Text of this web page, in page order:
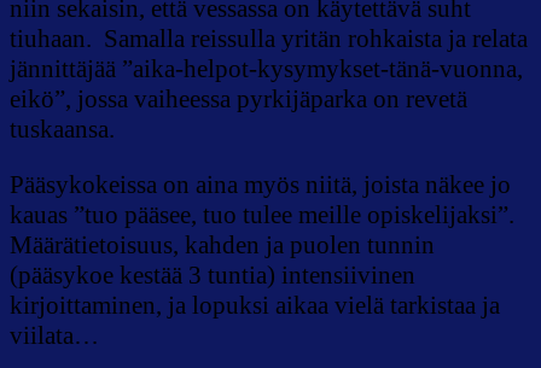
niin sekaisin, että vessassa on käytettävä suht
tiuhaan. Samalla reissulla yritän rohkaista ja relata
jännittäjää ”aika-helpot-kysymykset-tänä-vuonna,
eikö”, jossa vaiheessa pyrkijäparka on revetä
tuskaansa.
Pääsykokeissa on aina myös niitä, joista näkee jo
kauas ”tuo pääsee, tuo tulee meille opiskelijaksi”.
Määrätietoisuus, kahden ja puolen tunnin
(pääsykoe kestää 3 tuntia) intensiivinen
kirjoittaminen, ja lopuksi aikaa vielä tarkistaa ja
viilata…